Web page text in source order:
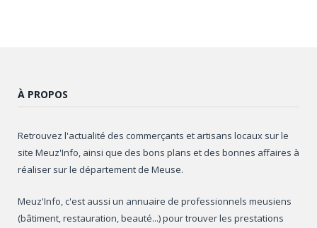
À PROPOS
Retrouvez l'actualité des commerçants et artisans locaux sur le
site Meuz'Info, ainsi que des bons plans et des bonnes affaires à
réaliser sur le département de Meuse.
Meuz'Info, c'est aussi un annuaire de professionnels meusiens
(bâtiment, restauration, beauté...) pour trouver les prestations